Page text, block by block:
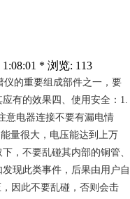
* 浏览: 113
仪的重要组成部件之一，要
有的效果四、使用安全：1.
意电器连接不要有漏电情
量很大，电压能达到上万
，不要乱碰其内部的铜管、
现此类事件，后果由用户自
因此不要乱碰，否则会击